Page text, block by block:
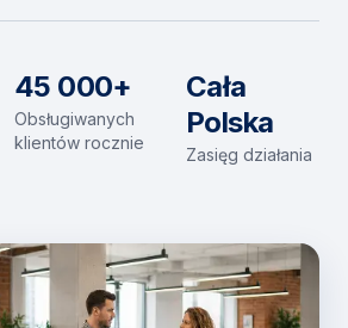
45 000+
Obsługiwanych
klientów rocznie
Cała
Polska
Zasięg działania